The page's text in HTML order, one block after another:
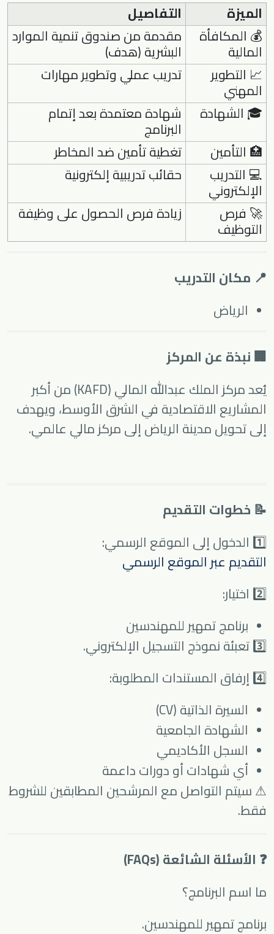
الميزة
التفاصيل
💰 المكافأة
المالية
مقدمة من صندوق تنمية الموارد
البشرية (هدف)
📈 التطوير
المهني
تدريب عملي وتطوير مهارات
🎓 الشهادة
شهادة معتمدة بعد إتمام
البرنامج
🏥 التأمين
تغطية تأمين ضد المخاطر
💻 التدريب
الإلكتروني
حقائب تدريبية إلكترونية
🚀 فرص
التوظيف
زيادة فرص الحصول على وظيفة
📍 مكان التدريب
الرياض
🏢 نبذة عن المركز
يُعدمركز الملك عبدالله المالي (KAFD)
من أكبر
المشاريع الاقتصادية في الشرق الأوسط، ويهدف
إلى تحويل مدينة الرياض إلى مركز مالي عالمي.
📝 خطوات التقديم
1️⃣ الدخول إلى الموقع الرسمي:
التقديم عبر الموقع الرسمي
2️⃣ اختيار:
برنامج تمهير للمهندسين
3️⃣ تعبئة نموذج التسجيل الإلكتروني.
4️⃣ إرفاق المستندات المطلوبة:
السيرة الذاتية (CV)
الشهادة الجامعية
السجل الأكاديمي
أي شهادات أو دورات داعمة
⚠ سيتم التواصل مع المرشحين المطابقين للشروط
فقط.
❓ الأسئلة الشائعة (FAQs)
ما اسم البرنامج؟
برنامج تمهير للمهندسين.